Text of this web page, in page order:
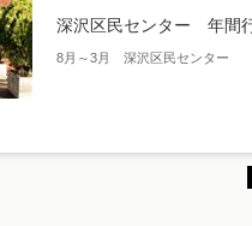
深沢区民センター 年間
8月～3月 深沢区民センター